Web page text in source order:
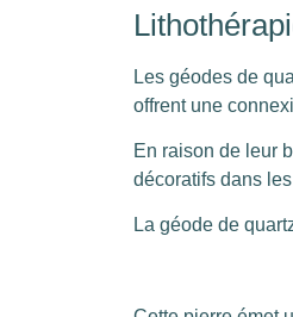
Les géodes de
offrent une
En raison de leur
décoratifs dans
La géode de